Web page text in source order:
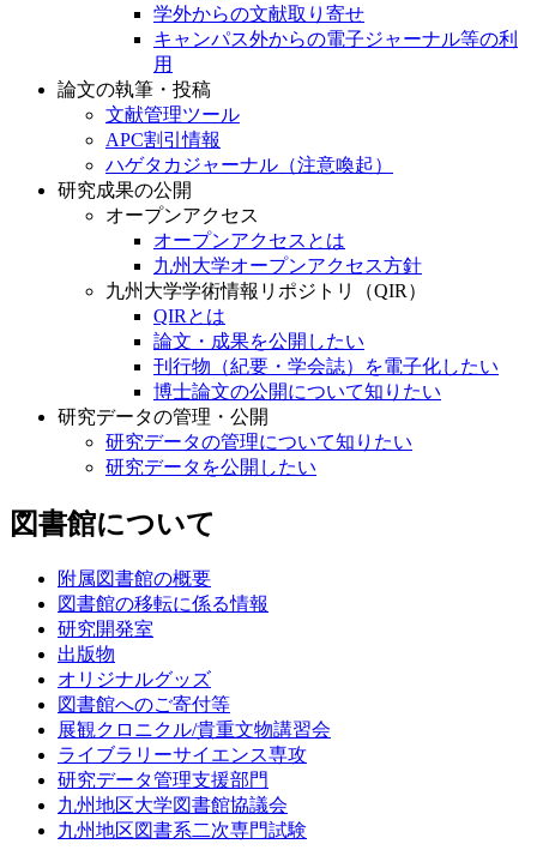
学外からの文献取り寄せ
キャンパス外からの電子ジャーナル等の利
用
論文の執筆・投稿
文献管理ツール
APC割引情報
ハゲタカジャーナル（注意喚起）
研究成果の公開
オープンアクセス
オープンアクセスとは
九州大学オープンアクセス方針
九州大学学術情報リポジトリ（QIR）
QIRとは
論文・成果を公開したい
刊行物（紀要・学会誌）を電子化したい
博士論文の公開について知りたい
研究データの管理・公開
研究データの管理について知りたい
研究データを公開したい
図書館について
附属図書館の概要
図書館の移転に係る情報
研究開発室
出版物
オリジナルグッズ
図書館へのご寄付等
展観クロニクル/貴重文物講習会
ライブラリーサイエンス専攻
研究データ管理支援部門
九州地区大学図書館協議会
九州地区図書系二次専門試験